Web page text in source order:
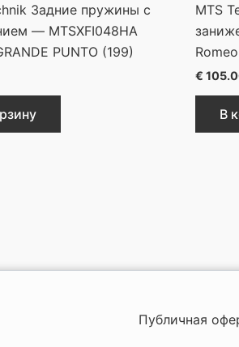
Задние пружины с
— MTSXFI048HA
PUNTO (199)
MTS
€
В
Публичная